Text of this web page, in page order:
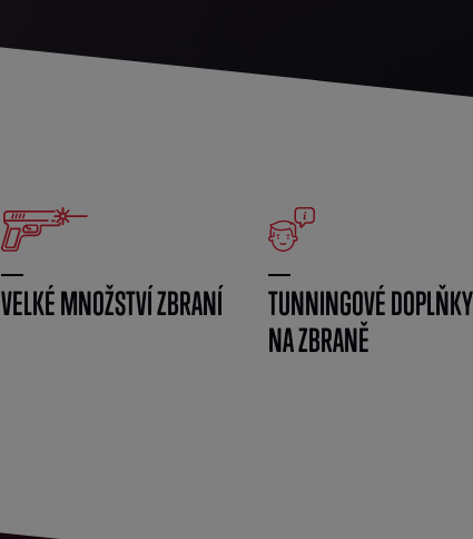
VELKÉ MNOŽSTVÍ ZBRANÍ
TUNNINGOVÉ DOPLŇKY
NA ZBRANĚ